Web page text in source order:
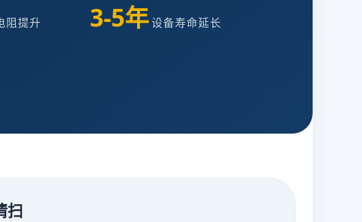
阻提升 3-5年设备寿命延长
扫